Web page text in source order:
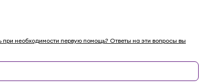
необходимости первую помощь? Ответы на эти вопросы вы